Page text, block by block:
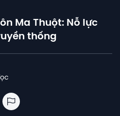
Ma Thuột: Nỗ lực
thống
sách đọc
sẻBáo cáo lạm dụng